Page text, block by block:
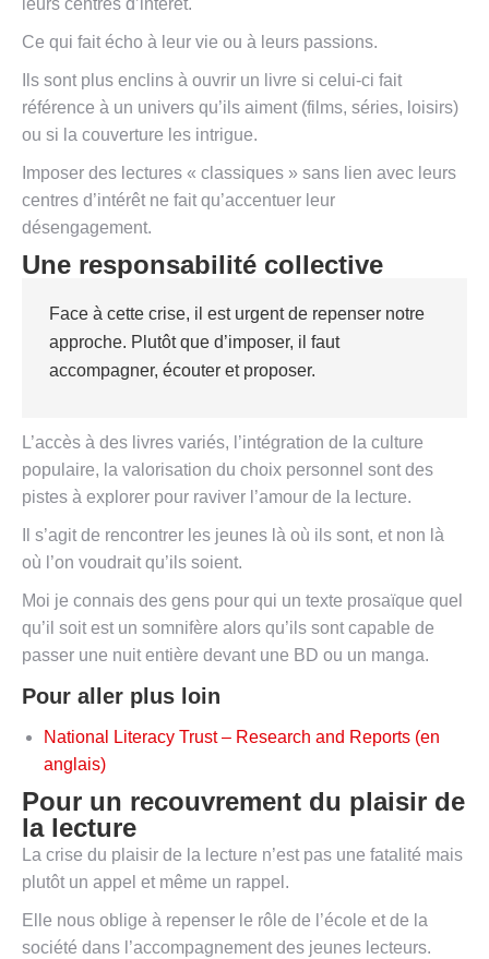
leurs centres d’intérêt.
Ce qui fait écho à leur vie ou à leurs passions.
Ils sont plus enclins à ouvrir un livre si celui-ci fait
référence à un univers qu’ils aiment (films, séries, loisirs)
ou si la couverture les intrigue.
Imposer des lectures « classiques » sans lien avec leurs
centres d’intérêt ne fait qu’accentuer leur
désengagement.
Une responsabilité collective
Face à cette crise, il est urgent de repenser notre
approche. Plutôt que d’imposer, il faut
accompagner, écouter et proposer.
L’accès à des livres variés, l’intégration de la culture
populaire, la valorisation du choix personnel sont des
pistes à explorer pour raviver l’amour de la lecture.
Il s’agit de rencontrer les jeunes là où ils sont, et non là
où l’on voudrait qu’ils soient.
Moi je connais des gens pour qui un texte prosaïque quel
qu’il soit est un somnifère alors qu’ils sont capable de
passer une nuit entière devant une BD ou un manga.
Pour aller plus loin
National Literacy Trust – Research and Reports (en
anglais)
Pour un recouvrement du plaisir de
la lecture
La crise du plaisir de la lecture n’est pas une fatalité mais
plutôt un appel et même un rappel.
Elle nous oblige à repenser le rôle de l’école et de la
société dans l’accompagnement des jeunes lecteurs.